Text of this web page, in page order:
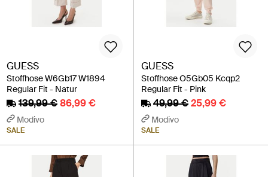
GUESS
Stoffhose W6Gb17 W1894
Regular Fit - Natur
139,99 €86,99 €
Modivo
SALE
GUESS
Stoffhose O5Gb05 Kcqp2
Regular Fit - Pink
49,99 €25,99 €
Modivo
SALE